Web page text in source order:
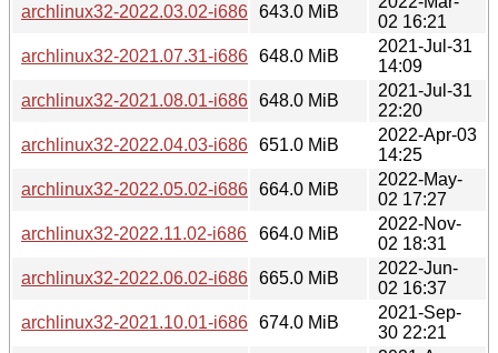
archlinux32-2022.03.02-i686.iso643.0 MiB
02 16:21
archlinux32-2021.07.31-i686.iso648.0 MiB
2021-Jul-31
14:09
archlinux32-2021.08.01-i686.iso648.0 MiB
2021-Jul-31
22:20
archlinux32-2022.04.03-i686.iso651.0 MiB
2022-Apr-03
14:25
archlinux32-2022.05.02-i686.iso664.0 MiB
2022-May-
02 17:27
archlinux32-2022.11.02-i686.iso664.0 MiB
2022-Nov-
02 18:31
archlinux32-2022.06.02-i686.iso665.0 MiB
2022-Jun-
02 16:37
archlinux32-2021.10.01-i686.iso674.0 MiB
2021-Sep-
30 22:21